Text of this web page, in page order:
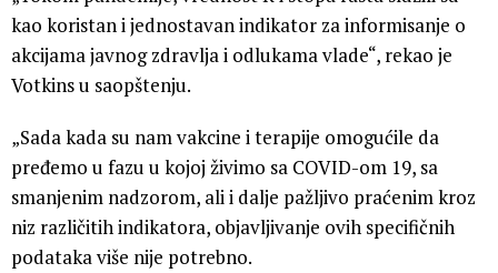
kao koristan i jednostavan indikator za informisanje o
akcijama javnog zdravlja i odlukama vlade“, rekao je
Votkins u saopštenju.
„Sada kada su nam vakcine i terapije omogućile da
pređemo u fazu u kojoj živimo sa COVID-om 19, sa
smanjenim nadzorom, ali i dalje pažljivo praćenim kroz
niz različitih indikatora, objavljivanje ovih specifičnih
podataka više nije potrebno.